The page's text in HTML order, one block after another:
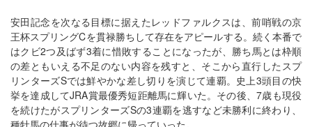
安田記念を次なる目標に据えたレッドファルクスは、前哨戦の京
王杯スプリングCを貫禄勝ちして存在をアピールする。続く本番で
はクビ2つ及ばず3着に惜敗することになったが、勝ち馬とは枠順
の差ともいえる不足のない内容を残すと、そこから直行したスプ
リンターズSでは鮮やかな差し切りを演じて連覇。史上3頭目の快
挙を達成してJRA賞最優秀短距離馬に輝いた。その後、7歳も現役
を続けたがスプリンターズSの3連覇を逃すなど未勝利に終わり、
種牡馬の仕事が待つ故郷に帰っていった。